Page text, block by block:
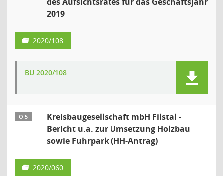
2019
2020/108
BU 2020/108
Ö 5
Kreisbaugesellschaft mbH Filstal -
Bericht u.a. zur Umsetzung Holzbau
sowie Fuhrpark (HH-Antrag)
2020/060